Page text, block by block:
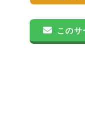
このサ